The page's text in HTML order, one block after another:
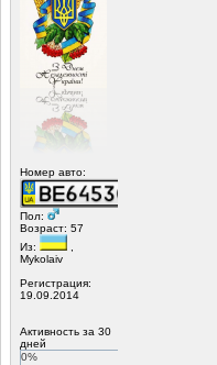
Номер авто:
Пол:
Возраст: 57
Из:
,
Mykolaiv
Регистрация:
19.09.2014
Активность за 30
дней
0%